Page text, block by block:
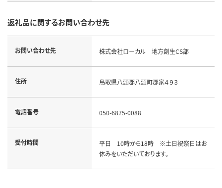
返礼品に関するお問い合わせ先
お問い合わせ先 株式会社ローカル 地方創生CS部
住所 鳥取県八頭郡八頭町郡家４９３
電話番号 050-6875-0088
受付時間
平日 10時から18時 ※土日祝祭日はお
休みをいただいております。